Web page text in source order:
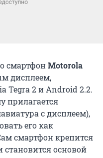
смартфонMotorola
дисплеем,
Tegra 2 и Android 2.2.
прилагается
с дисплеем),
его как
смартфон крепится
становится основой